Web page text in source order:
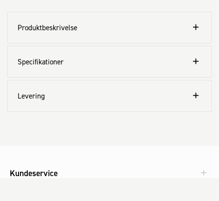
Produktbeskrivelse
Specifikationer
Levering
Kundeservice